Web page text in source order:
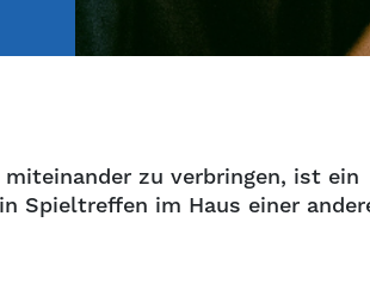
zu verbringen, ist ein
Spieltreffen im Haus einer